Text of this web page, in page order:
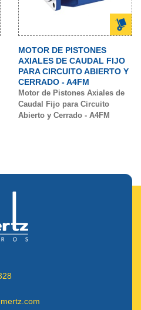
MOTOR DE PISTONES
AXIALES DE CAUDAL FIJO
PARA CIRCUITO ABIERTO Y
CERRADO - A4FM
Motor de Pistones Axiales de
Caudal Fijo para Circuito
Abierto y Cerrado - A4FM